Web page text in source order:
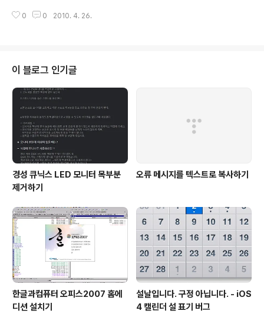
일 복구 전용으로 윈도 7과 호환성을 가지는 iCare Form
글을 이용할 때에는 크리에이티브 커먼즈 저작자표시-비
홈페이지에서 2010년 4월 26일에 Folder Marker Ho
me 3.0를 준다고 합니다. 참고로 무료로 Folder Marke
r Free 프로그램이 제공됩니다. 프로그램 설명 Folder M
arker Home 3.0(폴더 마커 홈 3.0) 프로그램은 폴더 아
0 0 2010. 4. 26.
이 블로그 인기글
경성 큐닉스 LED 모니터 목부분
제거하기
오류 메시지를 텍스트로 복사하기
한글과컴퓨터 오피스2007 홈에
디션 설치기
설날입니다. 구정 아닙니다. - iOS
4 캘린더 설 표기 버그